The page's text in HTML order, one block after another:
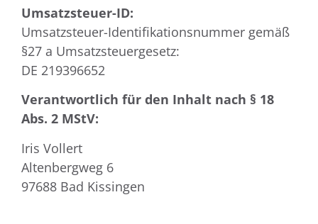
Umsatzsteuer-ID:
Umsatzsteuer-Identifikationsnummer gemäß
§27 a Umsatzsteuergesetz:
DE 219396652
Verantwortlich für den Inhalt nach § 18
Abs. 2 MStV:
Iris Vollert
Altenbergweg 6
97688 Bad Kissingen